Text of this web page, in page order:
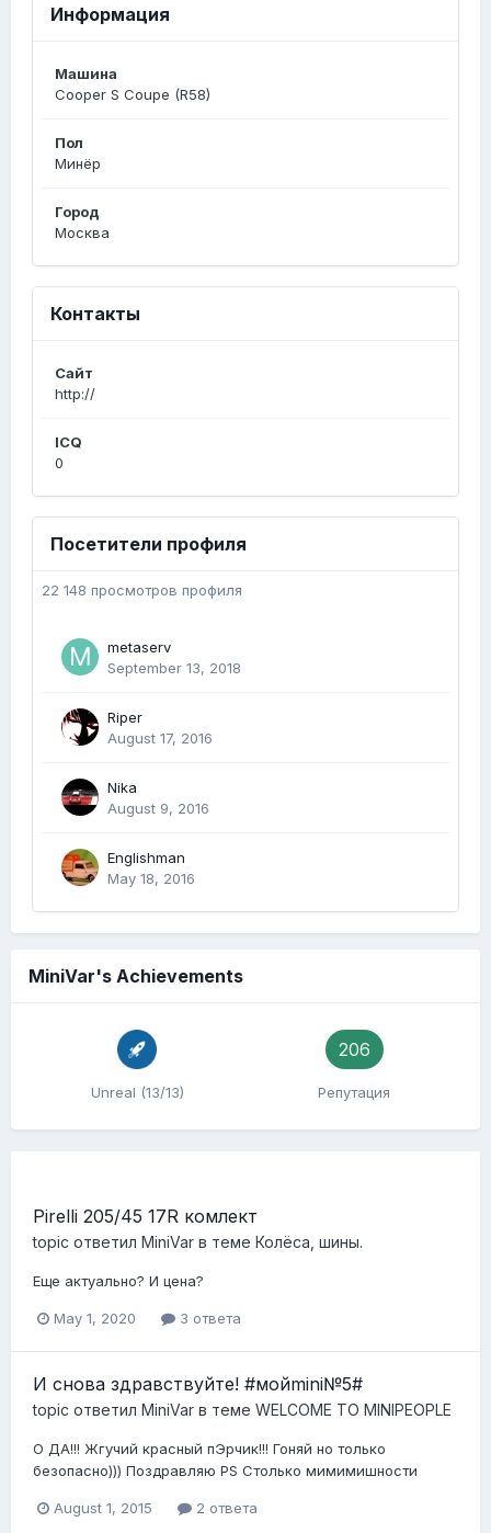
Информация
Машина
Cooper S Coupe (R58)
Пол
Минёр
Город
Москва
Контакты
Сайт
http://
ICQ
0
Посетители профиля
22 148 просмотров профиля
metaserv
September 13, 2018
Riper
August 17, 2016
Nika
August 9, 2016
Englishman
May 18, 2016
MiniVar's Achievements
Unreal (13/13)
206
Репутация
Pirelli 205/45 17R комлект
topic ответил MiniVar в теме Колёса, шины.
Еще актуально? И цена?
May 1, 2020 3 ответа
И снова здравствуйте! #мойmini№5#
topic ответил MiniVar в теме WELCOME TO MINIPEOPLE
О ДА!!! Жгучий красный пЭрчик!!! Гоняй но только
безопасно))) Поздравляю PS Столько мимимишности
August 1, 2015 2 ответа